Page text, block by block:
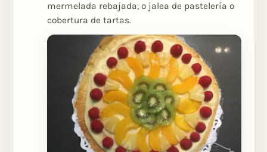
mermelada rebajada, o jalea de pastelería o
cobertura de tartas.